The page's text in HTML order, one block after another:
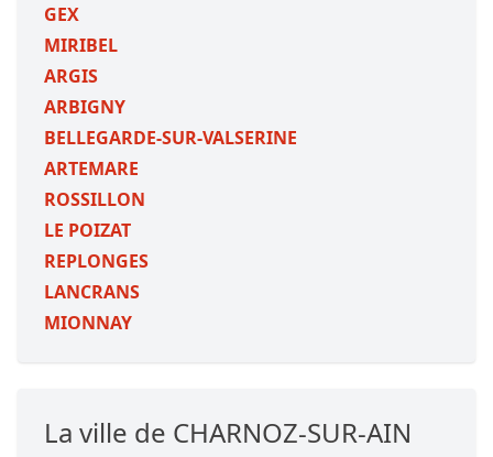
GEX
MIRIBEL
ARGIS
ARBIGNY
BELLEGARDE-SUR-VALSERINE
ARTEMARE
ROSSILLON
LE POIZAT
REPLONGES
LANCRANS
MIONNAY
La ville de CHARNOZ-SUR-AIN